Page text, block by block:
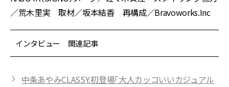
／荒木里実 取材／坂本結香 再構成／Bravoworks.Inc
インタビュー 関連記事
中条あやみCLASSY.初登場「大人カッコいいカジュアル